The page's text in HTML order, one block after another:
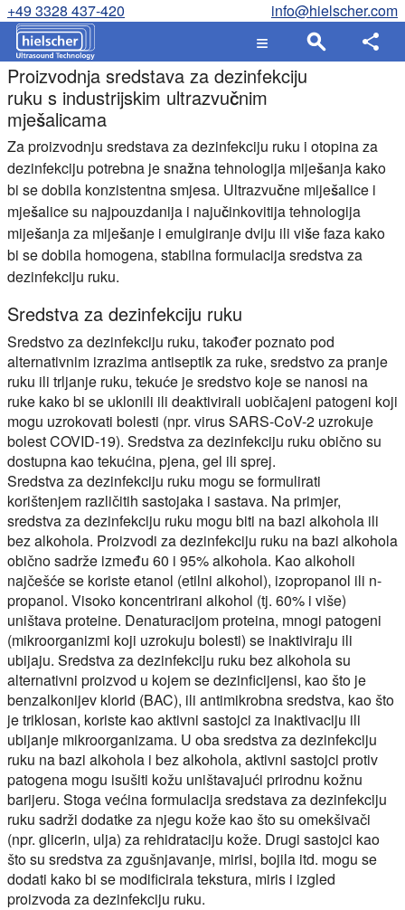
+49 3328 437-420 info@hielscher.com
Proizvodnja sredstava za dezinfekciju
ruku s industrijskim ultrazvučnim
mješalicama
Za proizvodnju sredstava za dezinfekciju ruku i otopina za
dezinfekciju potrebna je snažna tehnologija miješanja kako
bi se dobila konzistentna smjesa. Ultrazvučne miješalice i
mješalice su najpouzdanija i najučinkovitija tehnologija
miješanja za miješanje i emulgiranje dviju ili više faza kako
bi se dobila homogena, stabilna formulacija sredstva za
dezinfekciju ruku.
Sredstva za dezinfekciju ruku
Sredstvo za dezinfekciju ruku, također poznato pod
alternativnim izrazima antiseptik za ruke, sredstvo za pranje
ruku ili trljanje ruku, tekuće je sredstvo koje se nanosi na
ruke kako bi se uklonili ili deaktivirali uobičajeni patogeni koji
mogu uzrokovati bolesti (npr. virus SARS-CoV-2 uzrokuje
bolest COVID-19). Sredstva za dezinfekciju ruku obično su
dostupna kao tekućina, pjena, gel ili sprej.
Sredstva za dezinfekciju ruku mogu se formulirati
korištenjem različitih sastojaka i sastava. Na primjer,
sredstva za dezinfekciju ruku mogu biti na bazi alkohola ili
bez alkohola. Proizvodi za dezinfekciju ruku na bazi alkohola
obično sadrže između 60 i 95% alkohola. Kao alkoholi
najčešće se koriste etanol (etilni alkohol), izopropanol ili n-
propanol. Visoko koncentrirani alkohol (tj. 60% i više)
uništava proteine. Denaturacijom proteina, mnogi patogeni
(mikroorganizmi koji uzrokuju bolesti) se inaktiviraju ili
ubijaju. Sredstva za dezinfekciju ruku bez alkohola su
alternativni proizvod u kojem se dezinficijensi, kao što je
benzalkonijev klorid (BAC), ili antimikrobna sredstva, kao što
je triklosan, koriste kao aktivni sastojci za inaktivaciju ili
ubijanje mikroorganizama. U oba sredstva za dezinfekciju
ruku na bazi alkohola i bez alkohola, aktivni sastojci protiv
patogena mogu isušiti kožu uništavajući prirodnu kožnu
barijeru. Stoga većina formulacija sredstava za dezinfekciju
ruku sadrži dodatke za njegu kože kao što su omekšivači
(npr. glicerin, ulja) za rehidrataciju kože. Drugi sastojci kao
što su sredstva za zgušnjavanje, mirisi, bojila itd. mogu se
dodati kako bi se modificirala tekstura, miris i izgled
proizvoda za dezinfekciju ruku.